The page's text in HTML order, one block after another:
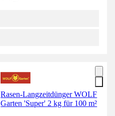
Rasen-Langzeitdünger WOLF
Garten 'Super' 2 kg für 100 m²